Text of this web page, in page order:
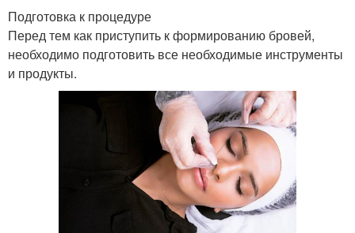
Подготовка к процедуре
Перед тем как приступить к формированию бровей,
необходимо подготовить все необходимые инструменты
и продукты.